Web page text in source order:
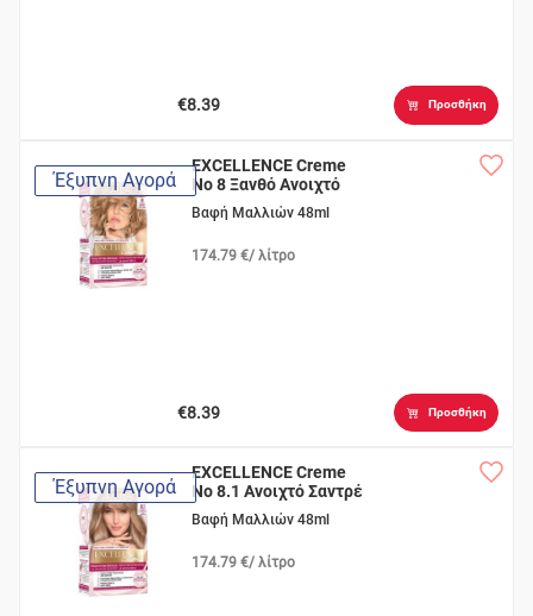
€8.39 Προσθήκη
Έξυπνη Αγορά
EXCELLENCE Creme
Νο 8 Ξανθό Ανοιχτό
Βαφή Μαλλιών 48ml
174.79 €/ λίτρο
€8.39 Προσθήκη
Έξυπνη Αγορά
EXCELLENCE Creme
Νο 8.1 Ανοιχτό Σαντρέ
Βαφή Μαλλιών 48ml
174.79 €/ λίτρο